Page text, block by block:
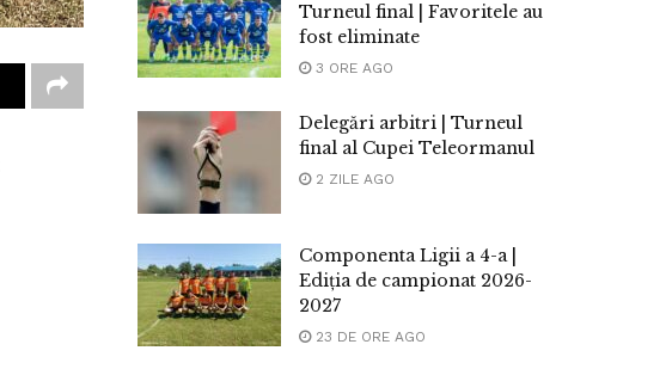
Turneul final | Favoritele au
fost eliminate
3 ORE AGO
Delegări arbitri | Turneul
final al Cupei Teleormanul
2 ZILE AGO
Componenta Ligii a 4-a |
Ediția de campionat 2026-
2027
23 DE ORE AGO